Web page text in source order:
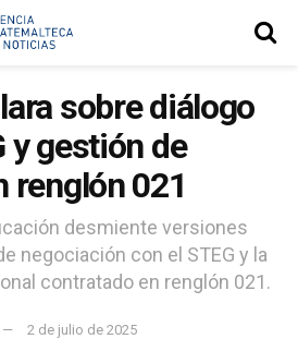
sobre diálogo
y gestión de
renglón 021
desmiente versiones
negociación con el STEG y la
contratado en renglón 021.
2 de julio de 2025